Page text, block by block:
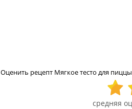
Оценить рецепт Мягкое тесто для пиццы